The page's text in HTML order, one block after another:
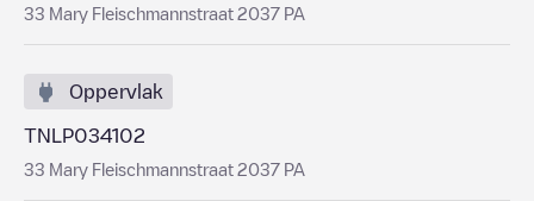
33 Mary Fleischmannstraat 2037 PA
Oppervlak
TNLP034102
33 Mary Fleischmannstraat 2037 PA